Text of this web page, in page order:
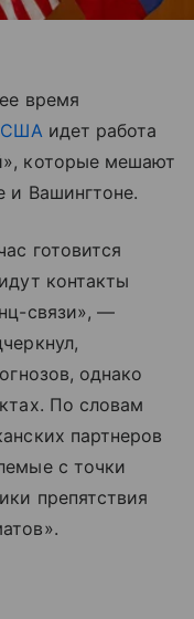
время
США идет работа
которые мешают
и Вашингтоне.
готовится
контакты
связи», —
однако
По словам
партнеров
с точки
препятствия